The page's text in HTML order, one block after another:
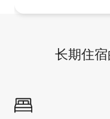
长期住